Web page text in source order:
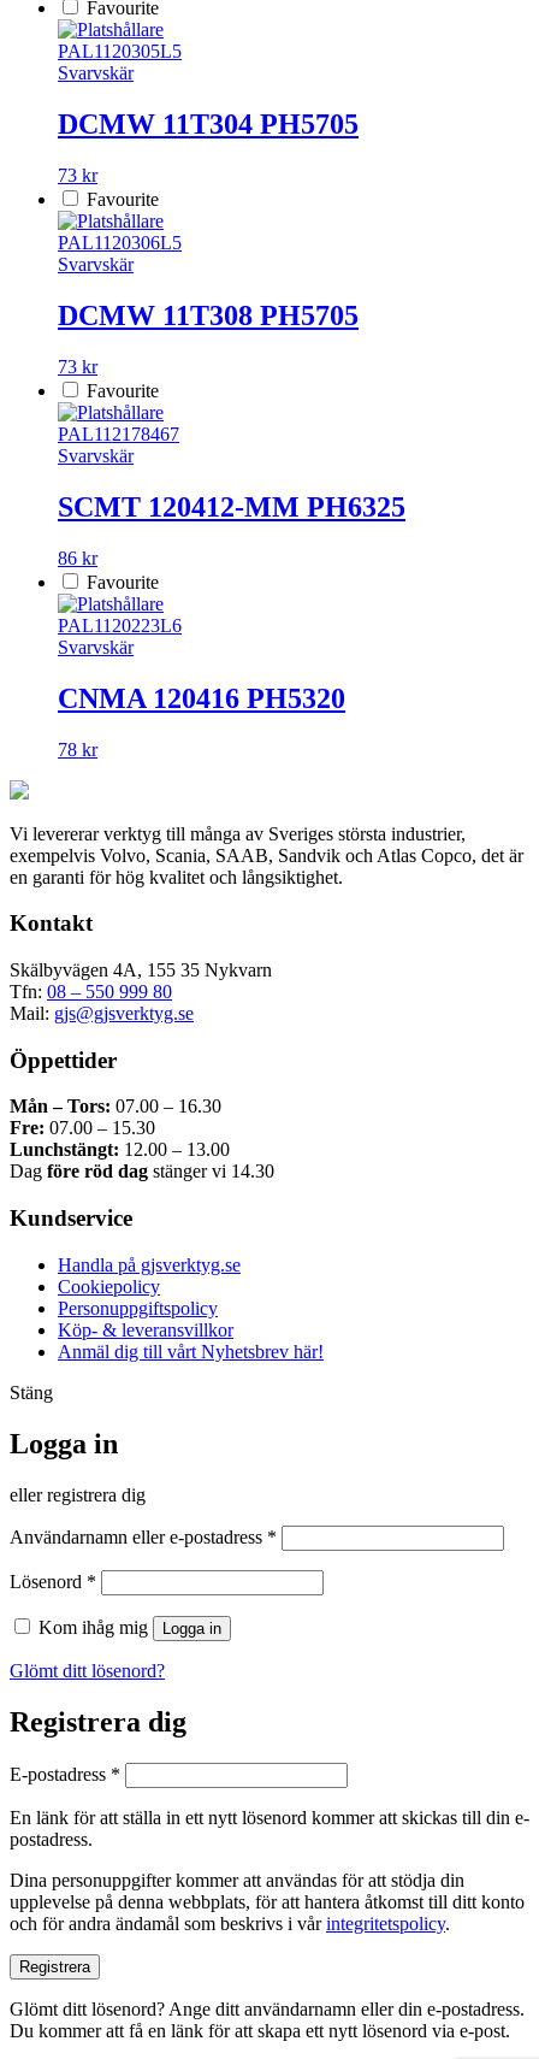
Favourite
PAL1120305L5
Svarvskär
DCMW 11T304 PH5705
73 kr
Favourite
PAL1120306L5
Svarvskär
DCMW 11T308 PH5705
73 kr
Favourite
PAL112178467
Svarvskär
SCMT 120412-MM PH6325
86 kr
Favourite
PAL1120223L6
Svarvskär
CNMA 120416 PH5320
78 kr
Vi levererar verktyg till många av Sveriges största industrier,
exempelvis Volvo, Scania, SAAB, Sandvik och Atlas Copco, det är
en garanti för hög kvalitet och långsiktighet.
Kontakt
Skälbyvägen 4A, 155 35 Nykvarn
Tfn: 08 – 550 999 80
Mail: gjs@gjsverktyg.se
Öppettider
Mån – Tors: 07.00 – 16.30
Fre: 07.00 – 15.30
Lunchstängt: 12.00 – 13.00
Dag före röd dag stänger vi 14.30
Kundservice
Handla på gjsverktyg.se
Cookiepolicy
Personuppgiftspolicy
Köp- & leveransvillkor
Anmäl dig till vårt Nyhetsbrev här!
Stäng
Logga in
eller registrera dig
Användarnamn eller e-postadress *
Lösenord *
Kom ihåg mig Logga in
Glömt ditt lösenord?
Registrera dig
E-postadress *
En länk för att ställa in ett nytt lösenord kommer att skickas till din e-
postadress.
Dina personuppgifter kommer att användas för att stödja din
upplevelse på denna webbplats, för att hantera åtkomst till ditt konto
och för andra ändamål som beskrivs i vårintegritetspolicy.
Registrera
Glömt ditt lösenord? Ange ditt användarnamn eller din e-postadress.
Du kommer att få en länk för att skapa ett nytt lösenord via e-post.